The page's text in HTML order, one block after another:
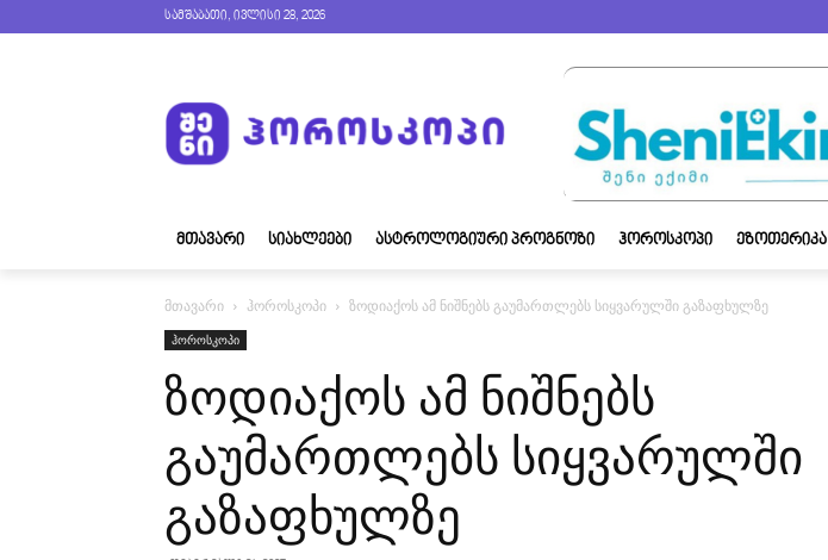
სამშაბათი, ივლისი 28, 2026
ᲛᲗᲐᲕᲐᲠᲘ ᲡᲘᲐᲮᲚᲔᲔᲑᲘ ᲐᲡᲢᲠᲝᲚᲝᲒᲘᲣᲠᲘ ᲞᲠᲝᲒᲜᲝᲖᲘ ᲰᲝᲠᲝᲡᲙᲝᲞᲘ ᲔᲖᲝᲗᲔᲠᲘᲙᲐ
მთავარი ჰოროსკოპი ზოდიაქოს ამ ნიშნებს გაუმართლებს სიყვარულში გაზაფხულზე
ჰოროსკოპი
ზოდიაქოს ამ ნიშნებს
გაუმართლებს სიყვარულში
გაზაფხულზე